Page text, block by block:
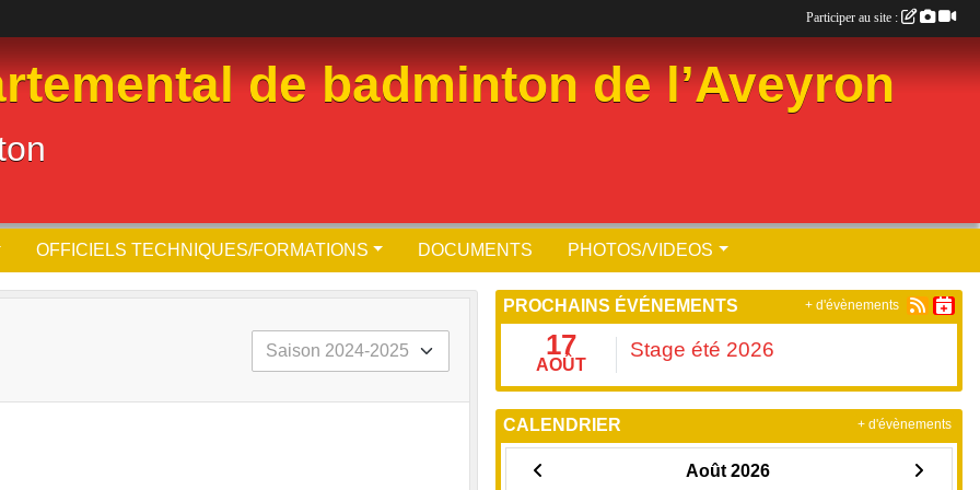
de badminton de l’Aveyron
OFFICIELS TECHNIQUES/FORMATIONS DOCUMENTS PHOTOS/VIDEOS
PROCHAINS ÉVÉNEMENTS
17
AOÛT
Stage été 2026
+ d'évènements
CALENDRIER
Août 2026
+ d'évènements
Participer au site :